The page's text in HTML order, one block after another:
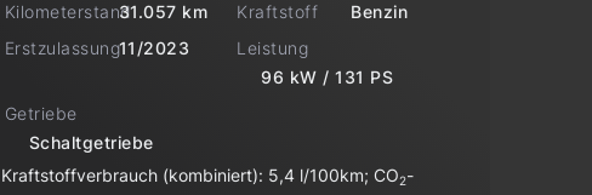
Kilometerstand31.057 km Kraftstoff Benzin
Erstzulassung11/2023 Leistung
96 kW / 131 PS
Getriebe
Schaltgetriebe
Kraftstoffverbrauch (kombiniert): 5,4 l/100km; CO2-